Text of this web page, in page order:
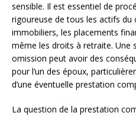
sensible. Il est essentiel de
rigoureuse de tous les actifs du
immobiliers, les placements
même les droits à retraite. Une
omission peut avoir des
pour l’un des époux,
d’une éventuelle prestation
La question de la prestation